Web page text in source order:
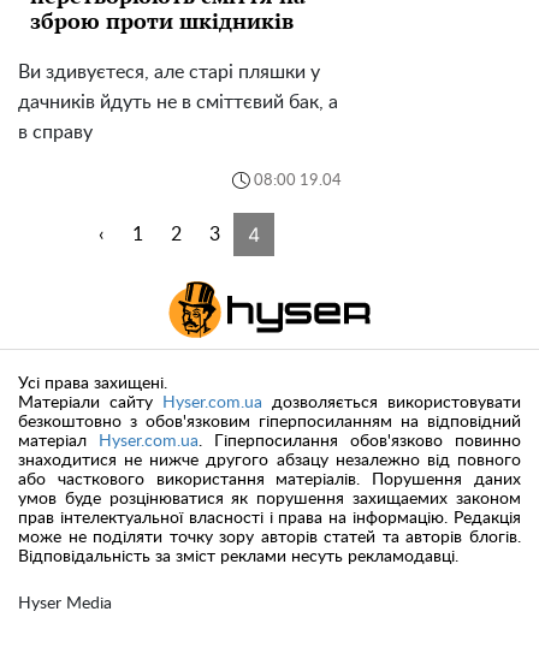
зброю проти шкідників
Ви здивуєтеся, але старі пляшки у
дачників йдуть не в сміттєвий бак, а
в справу
08:00 19.04
‹ 1 2 3 4
Hyser Media
Усі права захищені.
Матеріали сайту
Hyser.com.ua дозволяється використовувати
безкоштовно з обов'язковим гіперпосиланням на відповідний
матеріал
Hyser.com.ua. Гіперпосилання обов'язково повинно
знаходитися не нижче другого абзацу незалежно від повного
або часткового використання матеріалів. Порушення даних
умов буде розцінюватися як порушення захищаемих законом
прав інтелектуальної власності і права на інформацію. Редакція
може не поділяти точку зору авторів статей та авторів блогів.
Відповідальність за зміст реклами несуть рекламодавці.